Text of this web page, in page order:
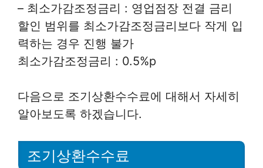
– 최소가감조정금리 : 영업점장 전결 금리
할인 범위를 최소가감조정금리보다 작게 입
력하는 경우 진행 불가
최소가감조정금리 : 0.5%p
다음으로 조기상환수수료에 대해서 자세히
알아보도록 하겠습니다.
조기상환수수료